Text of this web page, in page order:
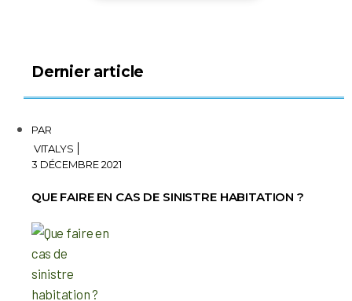
Dernier article
PAR
VITALYS
3 DÉCEMBRE 2021
QUE FAIRE EN CAS DE SINISTRE HABITATION ?